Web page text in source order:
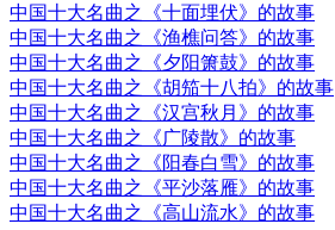
中国十大名曲之《十面埋伏》的故事
中国十大名曲之《渔樵问答》的故事
中国十大名曲之《夕阳箫鼓》的故事
中国十大名曲之《胡笳十八拍》的故事
中国十大名曲之《汉宫秋月》的故事
中国十大名曲之《广陵散》的故事
中国十大名曲之《阳春白雪》的故事
中国十大名曲之《平沙落雁》的故事
中国十大名曲之《高山流水》的故事